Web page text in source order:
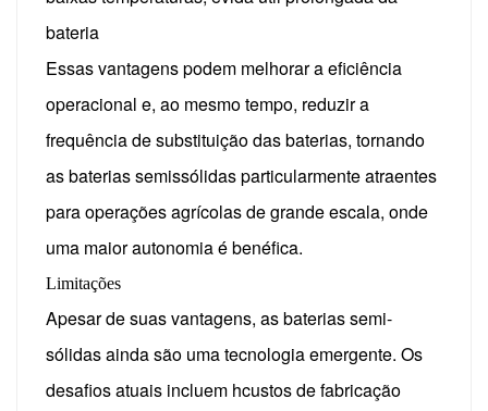
bateria
Essas vantagens podem melhorar a eficiência
operacional e, ao mesmo tempo, reduzir a
frequência de substituição das baterias, tornando
as baterias semissólidas particularmente atraentes
para operações agrícolas de grande escala, onde
uma maior autonomia é benéfica.
Limitações
Apesar de suas vantagens, as baterias semi-
sólidas ainda são uma tecnologia emergente.Os
desafios atuais incluem hcustos de fabricação